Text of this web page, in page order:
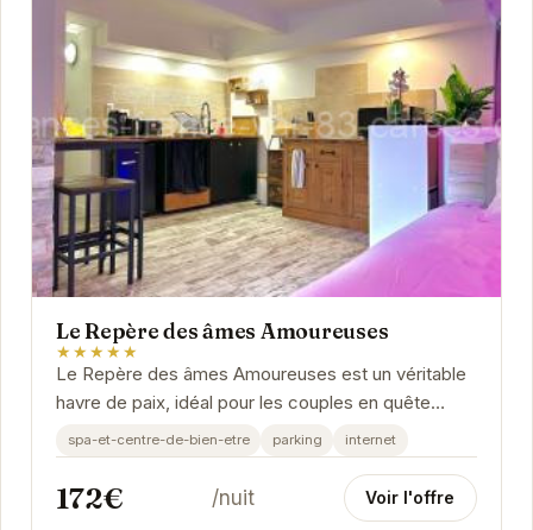
Le Repère des âmes Amoureuses
★★★★★
Le Repère des âmes Amoureuses est un véritable
havre de paix, idéal pour les couples en quête
d'une escapade romantique. Son atmosphère
intime...
spa-et-centre-de-bien-etre parking internet
172€ /nuit Voir l'offre